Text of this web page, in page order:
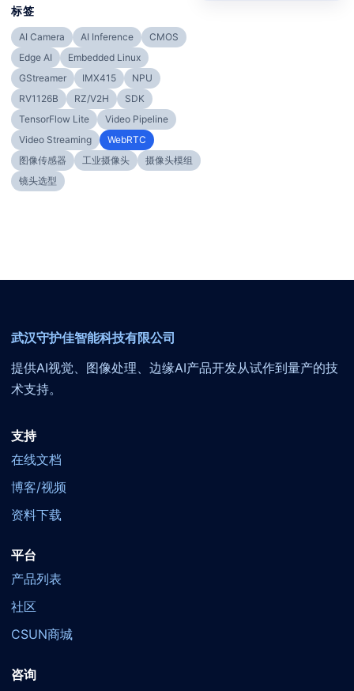
标签
AI Camera AI Inference
CMOS
Edge AI
Embedded Linux
GStreamer
IMX415
NPU
RV1126B
RZ/V2H
SDK
TensorFlow Lite
Video Pipeline
Video Streaming
WebRTC
图像传感器
工业摄像头
摄像头模组
镜头选型
武汉守护佳智能科技有限公司
提供AI视觉、图像处理、边缘AI产品开发从试作到量产的技
术支持。
支持
在线文档
博客/视频
资料下载
平台
产品列表
社区
CSUN商城
咨询